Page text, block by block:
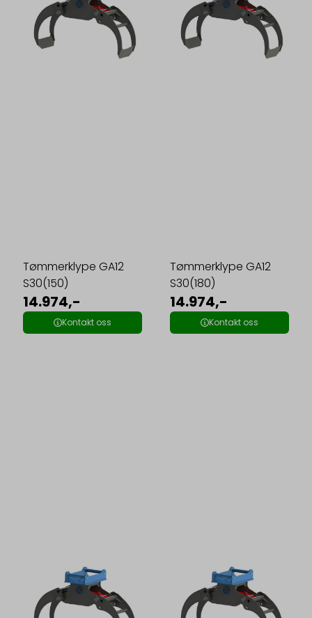
Tømmerklype GA12
S30(150)
14.974,-
Kontakt oss
Tømmerklype GA12
S30(180)
14.974,-
Kontakt oss